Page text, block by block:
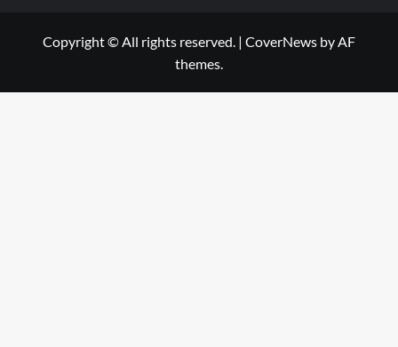
Copyright © All rights reserved. | CoverNews by AF
themes.